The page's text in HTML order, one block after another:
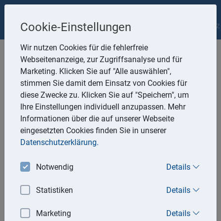
Datenschutz
Aktuell
27.04.2026
Sachverhalten
Der Bundesfinanzhof (BFH) hat entschieden, dass eine
sogenannte steuerrechtliche Entstrickung in
grenzüberschreitenden Fällen - ein Vorgang, bei dem stille
Reserven von Wirtschaftsgütern aufgedeckt und besteuert
Cookie-Einstellungen
Wir nutzen Cookies für die fehlerfreie
Webseitenanzeige, zur Zugriffsanalyse und für
Marketing. Klicken Sie auf "Alle auswählen",
stimmen Sie damit dem Einsatz von Cookies für
diese Zwecke zu. Klicken Sie auf "Speichern", um
Ihre Einstellungen individuell anzupassen. Mehr
Informationen über die auf unserer Webseite
eingesetzten Cookies finden Sie in unserer
Datenschutzerklärung.
Notwendig Details
Statistiken Details
Marketing Details